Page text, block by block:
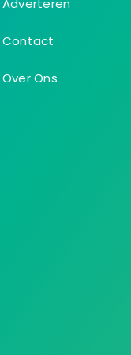
Adverteren
Contact
Over Ons